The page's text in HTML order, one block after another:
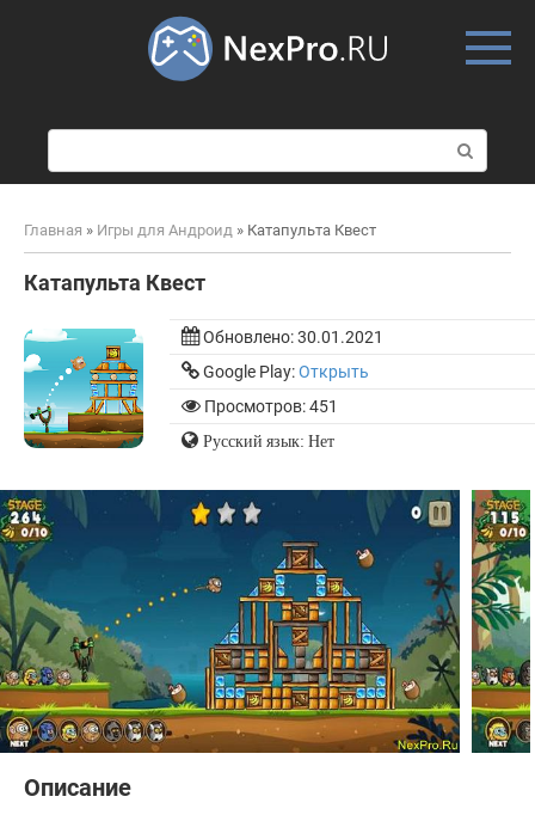
о
и
к
Главная » Игры для Андроид » Катапульта Квест
Катапульта Квест
Обновлено:30.01.2021
Google Play:Открыть
Просмотров: 451
Русский язык: Нет
Описание